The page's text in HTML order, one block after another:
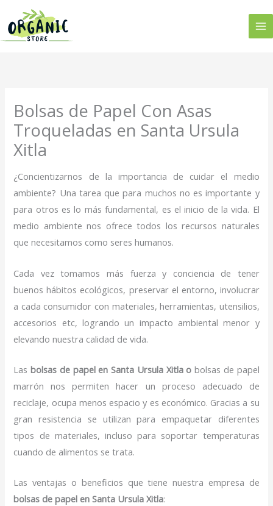
contenido
Bolsas de Papel Con Asas
Troqueladas en Santa Ursula
Xitla
¿Concientizarnos de la importancia de cuidar el medio
ambiente? Una tarea que para muchos no es importante y
para otros es lo más fundamental, es el inicio de la vida. El
medio ambiente nos ofrece todos los recursos naturales
que necesitamos como seres humanos.
Cada vez tomamos más fuerza y conciencia de tener
buenos hábitos ecológicos, preservar el entorno, involucrar
a cada consumidor con materiales, herramientas, utensilios,
accesorios etc, logrando un impacto ambiental menor y
elevando nuestra calidad de vida.
Lasbolsas de papel en Santa Ursula Xitla o bolsas de papel
marrón nos permiten hacer un proceso adecuado de
reciclaje, ocupa menos espacio y es económico. Gracias a su
gran resistencia se utilizan para empaquetar diferentes
tipos de materiales, incluso para soportar temperaturas
cuando de alimentos se trata.
Las ventajas o beneficios que tiene nuestra empresa de
bolsas de papel en Santa Ursula Xitla: